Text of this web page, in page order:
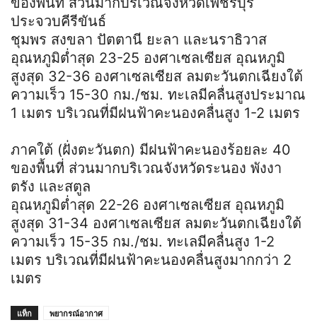
ประจวบคีรีขันธ์
ชุมพร สงขลา ปัตตานี ยะลา และนราธิวาส
อุณหภูมิต่ำสุด 23-25 องศาเซลเซียส อุณหภูมิ
สูงสุด 32-36 องศาเซลเซียส ลมตะวันตกเฉียงใต้
ความเร็ว 15-30 กม./ชม. ทะเลมีคลื่นสูงประมาณ
1 เมตร บริเวณที่มีฝนฟ้าคะนองคลื่นสูง 1-2 เมตร
ภาคใต้ (ฝั่งตะวันตก) มีฝนฟ้าคะนองร้อยละ 40
ของพื้นที่ ส่วนมากบริเวณจังหวัดระนอง พังงา
ตรัง และสตูล
อุณหภูมิต่ำสุด 22-26 องศาเซลเซียส อุณหภูมิ
สูงสุด 31-34 องศาเซลเซียส ลมตะวันตกเฉียงใต้
ความเร็ว 15-35 กม./ชม. ทะเลมีคลื่นสูง 1-2
เมตร บริเวณที่มีฝนฟ้าคะนองคลื่นสูงมากกว่า 2
เมตร
แท็ก พยากรณ์อากาศ